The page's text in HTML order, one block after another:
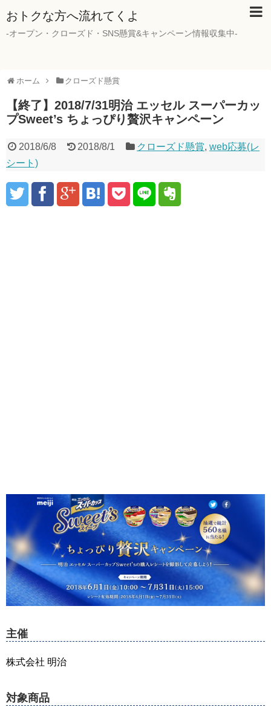
おトクな方へ流れてくよ
-オープン・クローズド・SNS懸賞&キャンペーン情報収集中-
ホーム クローズド懸賞
【終了】2018/7/31明治 エッセル スーパーカッ
プSweet’s ちょっぴり贅沢キャンペーン
2018/6/8 2018/8/1 クローズド懸賞,web応募(レ
シート)
主催
株式会社 明治
対象商品